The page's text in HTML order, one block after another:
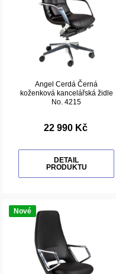
Angel Cerdá Černá
koženková kancelářská židle
No. 4215
22 990 Kč
DETAIL
PRODUKTU
Nové